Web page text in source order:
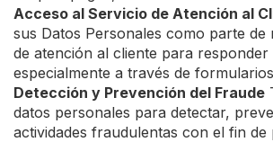
Acceso al Servicio de Atención al
sus Datos Personales como parte de
de atención al cliente para responder
especialmente a través de
Detección y Prevención del Fraude
datos personales para detectar,
actividades fraudulentas con el fin